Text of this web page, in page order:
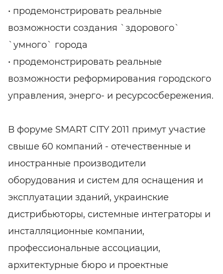
• продемонстрировать реальные
возможности создания `здорового`
`умного` города
• продемонстрировать реальные
возможности реформирования городского
управления, энерго- и ресурсосбережения.
В форуме SMART CITY 2011 примут участие
свыше 60 компаний - отечественные и
иностранные производители
оборудования и систем для оснащения и
эксплуатации зданий, украинские
дистрибьюторы, системные интеграторы и
инсталляционные компании,
профессиональные ассоциации,
архитектурные бюро и проектные